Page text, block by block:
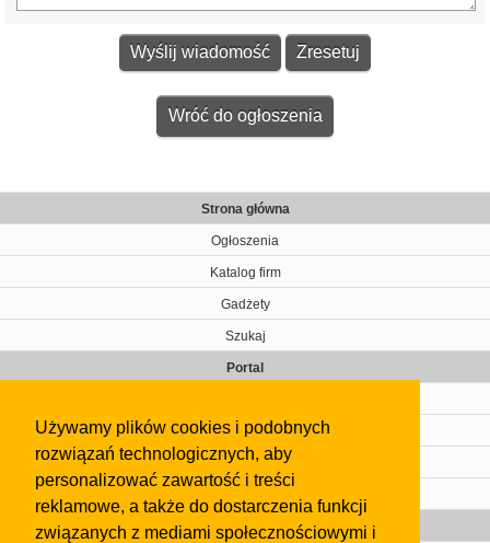
Używamy plików cookies i podobnych
rozwiązań technologicznych, aby
personalizować zawartość i treści
reklamowe, a także do dostarczenia funkcji
związanych z mediami społecznościowymi i
Wróć do ogłoszenia
Strona główna
Ogłoszenia
Katalog firm
Gadżety
Szukaj
Portal
Kontakt
Regulamin
Gazeta